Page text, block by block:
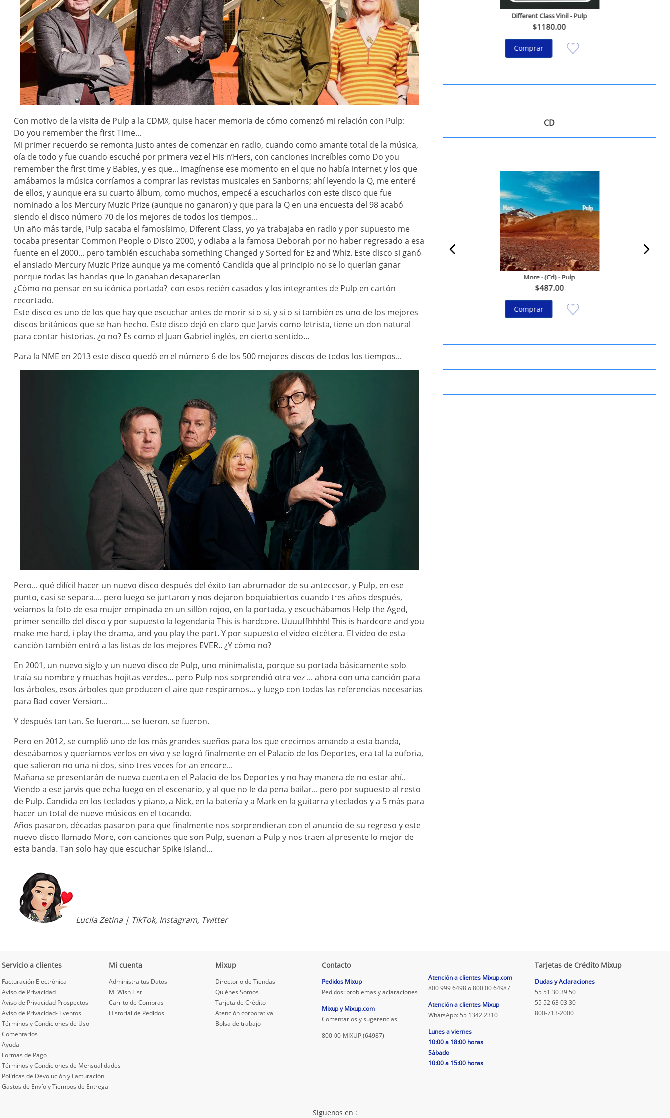
Con motivo de la visita de Pulp a la CDMX, quise hacer memoria de cómo comenzó mi relación con Pulp:
Do you remember the first Time...
Mi primer recuerdo se remonta Justo antes de comenzar en radio, cuando como amante total de la música,
oía de todo y fue cuando escuché por primera vez el His n’Hers, con canciones increíbles como Do you
remember the first time y Babies, y es que... imagínense ese momento en el que no había internet y los que
amábamos la música corríamos a comprar las revistas musicales en Sanborns; ahí leyendo la Q, me enteré
de ellos, y aunque era su cuarto álbum, como muchos, empecé a escucharlos con este disco que fue
nominado a los Mercury Muzic Prize (aunque no ganaron) y que para la Q en una encuesta del 98 acabó
siendo el disco número 70 de los mejores de todos los tiempos...
Un año más tarde, Pulp sacaba el famosísimo, Diferent Class, yo ya trabajaba en radio y por supuesto me
tocaba presentar Common People o Disco 2000, y odiaba a la famosa Deborah por no haber regresado a esa
fuente en el 2000... pero también escuchaba something Changed y Sorted for Ez and Whiz. Este disco si ganó
el ansiado Mercury Muzic Prize aunque ya me comentó Candida que al principio no se lo querían ganar
porque todas las bandas que lo ganaban desaparecían.
¿Cómo no pensar en su icónica portada?, con esos recién casados y los integrantes de Pulp en cartón
recortado.
Este disco es uno de los que hay que escuchar antes de morir si o si, y si o si también es uno de los mejores
discos británicos que se han hecho. Este disco dejó en claro que Jarvis como letrista, tiene un don natural
para contar historias. ¿o no? Es como el Juan Gabriel inglés, en cierto sentido...
Para la NME en 2013 este disco quedó en el número 6 de los 500 mejores discos de todos los tiempos...
Pero... qué difícil hacer un nuevo disco después del éxito tan abrumador de su antecesor, y Pulp, en ese
punto, casi se separa.... pero luego se juntaron y nos dejaron boquiabiertos cuando tres años después,
veíamos la foto de esa mujer empinada en un sillón rojoo, en la portada, y escuchábamos Help the Aged,
primer sencillo del disco y por supuesto la legendaria This is hardcore. Uuuuffhhhh! This is hardcore and you
make me hard, i play the drama, and you play the part. Y por supuesto el video etcétera. El video de esta
canción también entró a las listas de los mejores EVER.. ¿Y cómo no?
En 2001, un nuevo siglo y un nuevo disco de Pulp, uno minimalista, porque su portada básicamente solo
traía su nombre y muchas hojitas verdes... pero Pulp nos sorprendió otra vez ... ahora con una canción para
los árboles, esos árboles que producen el aire que respiramos... y luego con todas las referencias necesarias
para Bad cover Version...
Y después tan tan. Se fueron.... se fueron, se fueron.
Pero en 2012, se cumplió uno de los más grandes sueños para los que crecimos amando a esta banda,
deseábamos y queríamos verlos en vivo y se logró finalmente en el Palacio de los Deportes, era tal la euforia,
que salieron no una ni dos, sino tres veces for an encore...
Mañana se presentarán de nueva cuenta en el Palacio de los Deportes y no hay manera de no estar ahí..
Viendo a ese jarvis que echa fuego en el escenario, y al que no le da pena bailar... pero por supuesto al resto
de Pulp. Candida en los teclados y piano, a Nick, en la batería y a Mark en la guitarra y teclados y a 5 más para
hacer un total de nueve músicos en el tocando.
Años pasaron, décadas pasaron para que finalmente nos sorprendieran con el anuncio de su regreso y este
nuevo disco llamado More, con canciones que son Pulp, suenan a Pulp y nos traen al presente lo mejor de
esta banda. Tan solo hay que escuchar Spike Island...
Lucila Zetina | TikTok, Instagram, Twitter
Different Class Vinil - Pulp
$1180.00
Comprar
CD
More - (Cd) - Pulp
$487.00
Comprar
Servicio a clientes
Facturación Electrónica
Aviso de Privacidad
Aviso de Privacidad Prospectos
Aviso de Privacidad- Eventos
Términos y Condiciones de Uso
Comentarios
Ayuda
Formas de Pago
Términos y Condiciones de Mensualidades
Políticas de Devolución y Facturación
Gastos de Envío y Tiempos de Entrega
Mi cuenta
Administra tus Datos
Mi Wish List
Carrito de Compras
Historial de Pedidos
Mixup
Directorio de Tiendas
Quiénes Somos
Tarjeta de Crédito
Atención corporativa
Bolsa de trabajo
Contacto
Pedidos Mixup
Pedidos: problemas y aclaraciones
Mixup y Mixup.com
Comentarios y sugerencias
800-00-MIXUP (64987)
Atención a clientes Mixup.com
800 999 6498 o 800 00 64987
Atención a clientes Mixup
WhatsApp: 55 1342 2310
Lunes a viernes
10:00 a 18:00 horas
Sábado
10:00 a 15:00 horas
Tarjetas de Crédito Mixup
Dudas y Aclaraciones
55 51 30 39 50
55 52 63 03 30
800-713-2000
Siguenos en :